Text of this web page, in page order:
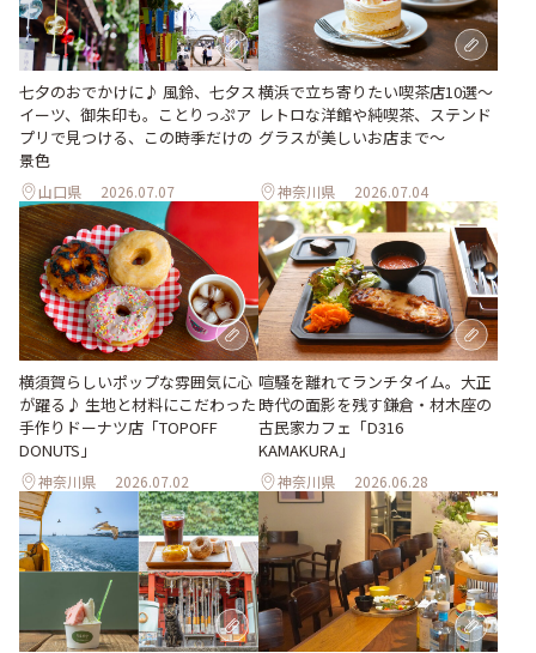
七夕のおでかけに♪ 風鈴、七夕ス
イーツ、御朱印も。ことりっぷア
プリで見つける、この時季だけの
景色
山口県 2026.07.07
横浜で立ち寄りたい喫茶店10選～
レトロな洋館や純喫茶、ステンド
グラスが美しいお店まで～
神奈川県 2026.07.04
横須賀らしいポップな雰囲気に心
が躍る♪ 生地と材料にこだわった
手作りドーナツ店「TOPOFF
DONUTS」
神奈川県 2026.07.02
喧騒を離れてランチタイム。大正
時代の面影を残す鎌倉・材木座の
古民家カフェ「D316
KAMAKURA」
神奈川県 2026.06.28